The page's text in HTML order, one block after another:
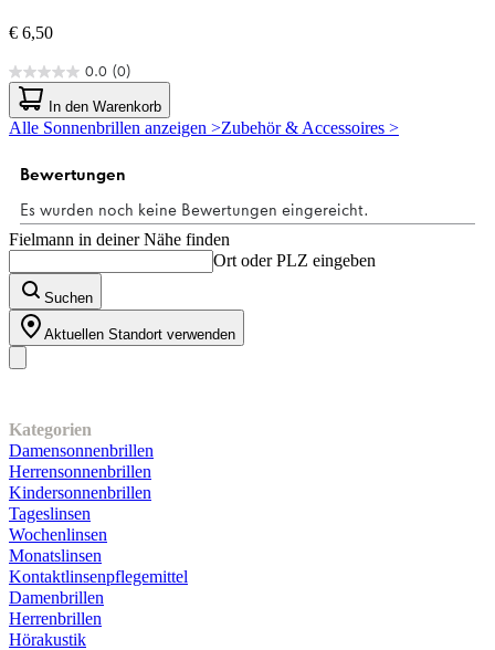
€ 6,50
0.0 (0)
0.0
von
5
Sternen.
In den Warenkorb
Alle Sonnenbrillen anzeigen >Zubehör & Accessoires >
Fielmann in deiner Nähe finden
Ort oder PLZ eingeben
Suchen
Aktuellen Standort verwenden
Kategorien
Damensonnenbrillen
Herrensonnenbrillen
Kindersonnenbrillen
Tageslinsen
Wochenlinsen
Monatslinsen
Kontaktlinsenpflegemittel
Damenbrillen
Herrenbrillen
Hörakustik